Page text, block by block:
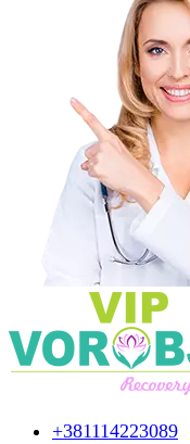
+381114223089